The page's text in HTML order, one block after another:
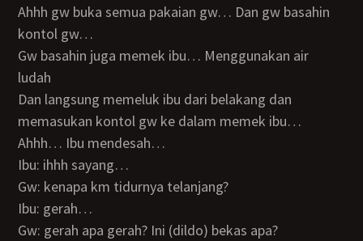
Ahhh gw buka semua pakaian gw… Dan gw basahin
kontol gw…
Gw basahin juga memek ibu… Menggunakan air
ludah
Dan langsung memeluk ibu dari belakang dan
memasukan kontol gw ke dalam memek ibu…
Ahhh… Ibu mendesah…
Ibu: ihhh sayang…
Gw: kenapa km tidurnya telanjang?
Ibu: gerah…
Gw: gerah apa gerah? Ini (dildo) bekas apa?